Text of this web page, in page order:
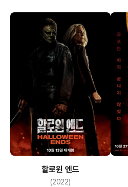
할로윈 엔드
(2022)